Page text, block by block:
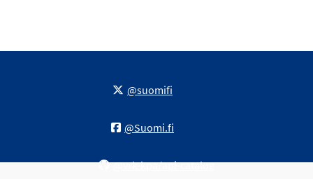
@suomifi
@Suomi.fi
@vrk-kpa/api-catalog